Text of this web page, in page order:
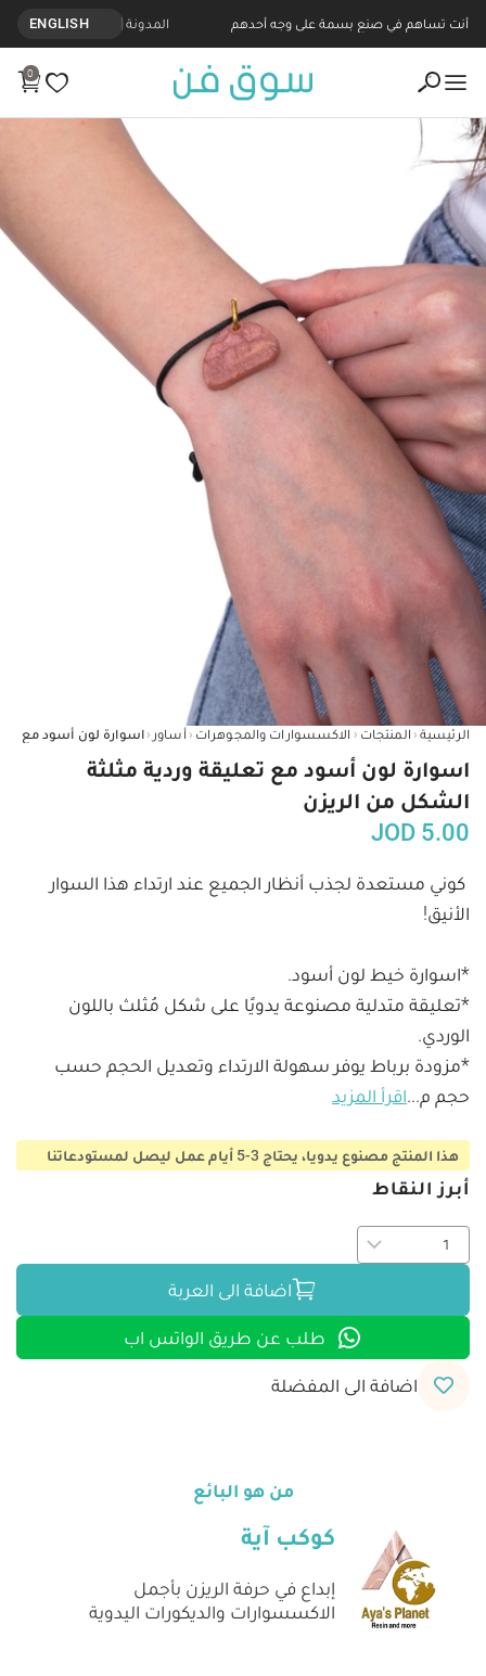
أنت تساهم في صنع بسمة على وجه أحدهم المدونة ENGLISH
0
الرئيسية ‹ المنتجات ‹ الاكسسوارات والمجوهرات ‹ أساور ‹
اسوارة لون أسود مع تعليقة وردية مثلثة
الشكل من الريزن
JOD 5.00
كوني مستعدة لجذب أنظار الجميع عند ارتداء هذا السوار
*تعليقة متدلية مصنوعة يدويًا على شكل مُثلث باللون
*مزودة برباط يوفر سهولة الارتداء وتعديل الحجم حسب
حجم م...اقرأ المزيد
هذا المنتج مصنوع يدويا، يحتاج 3-5 أيام عمل ليصل لمستودعاتنا
أبرز النقاط
اضافة الى العربة
طلب عن طريق الواتس اب
اضافة الى المفضلة
من هو البائع
كوكب آية
إبداع في حرفة الريزن بأجمل
الاكسسوارات والديكورات اليدوية